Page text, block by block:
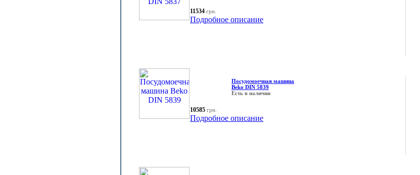
11534 грн.
Подробное описание
Посудомоечная машина
Beko DIN 5839
Есть в наличии
10585 грн.
Подробное описание